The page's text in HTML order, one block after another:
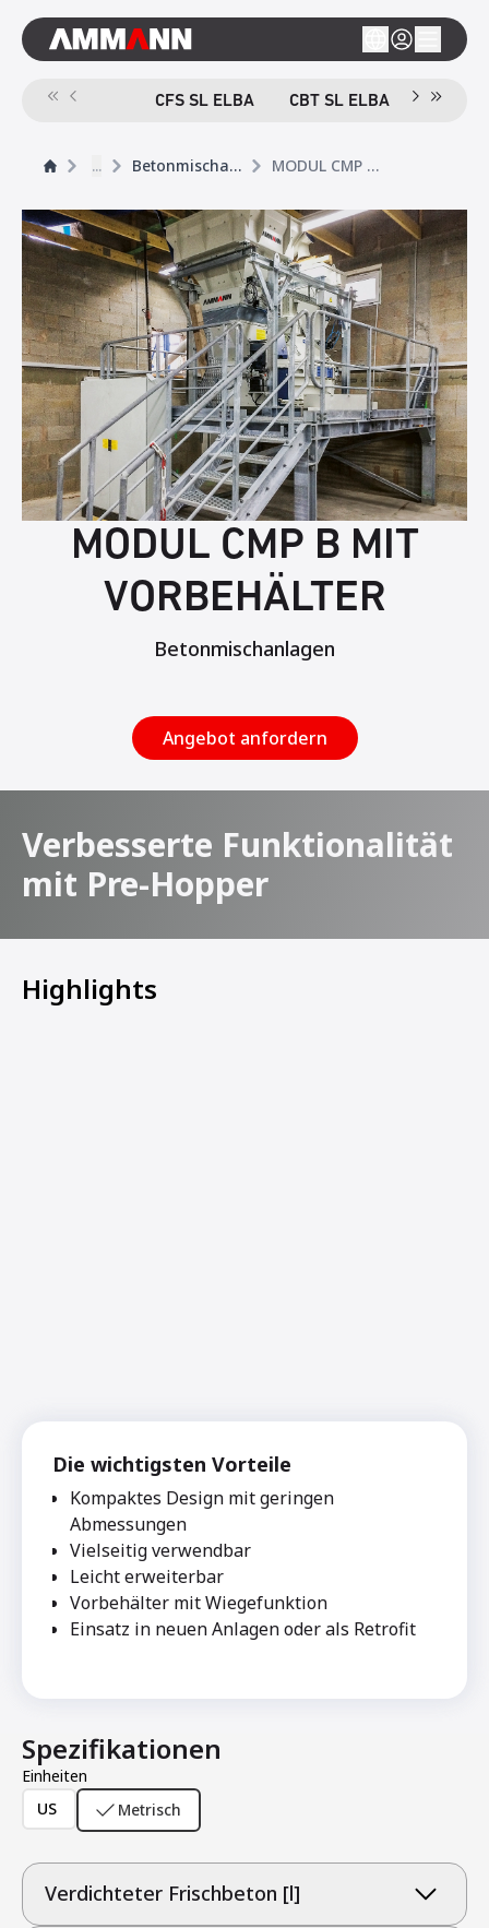
CFS SL ELBA CBT SL ELBA
... Betonmischanlagen MODUL CMP B MIT VORBEHÄLTER
MODUL CMP B MIT
VORBEHÄLTER
Betonmischanlagen
Angebot anfordern
Verbesserte Funktionalität
mit Pre-Hopper
Highlights
Die wichtigsten Vorteile
Kompaktes Design mit geringen
Abmessungen
Vielseitig verwendbar
Leicht erweiterbar
Vorbehälter mit Wiegefunktion
Einsatz in neuen Anlagen oder als Retrofit
Spezifikationen
Einheiten
US
Metrisch
Verdichteter Frischbeton [l]